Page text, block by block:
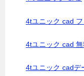
4tユニック cad フ
4tユニック cad
4tユニック cadデ